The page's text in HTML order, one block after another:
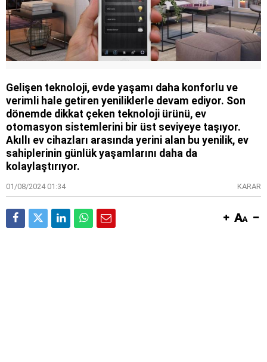
Gelişen teknoloji, evde yaşamı daha konforlu ve
verimli hale getiren yeniliklerle devam ediyor. Son
dönemde dikkat çeken teknoloji ürünü, ev
otomasyon sistemlerini bir üst seviyeye taşıyor.
Akıllı ev cihazları arasında yerini alan bu yenilik, ev
sahiplerinin günlük yaşamlarını daha da
kolaylaştırıyor.
01/08/2024 01:34 KARAR